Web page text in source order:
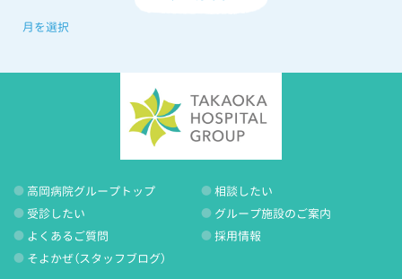
高岡病院グループトップ
相談したい
受診したい
グループ施設のご案内
よくあるご質問
採用情報
そよかぜ（スタッフブログ）